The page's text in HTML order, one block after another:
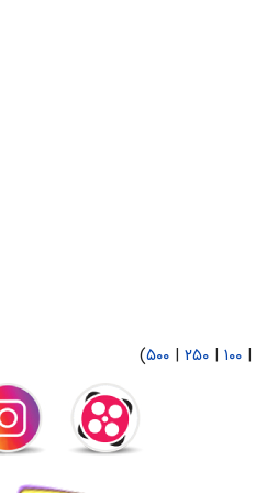
| ۱۰۰ | ۲۵۰ | ۵۰۰)